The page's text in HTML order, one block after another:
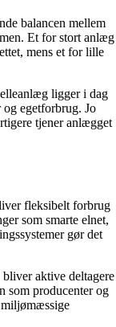
balancen mellem
Et for stort anlæg
mens et for lille
ligger i dag
egetforbrug. Jo
tjener anlægget
fleksibelt forbrug
som smarte elnet,
gør det
aktive deltagere
som producenter og